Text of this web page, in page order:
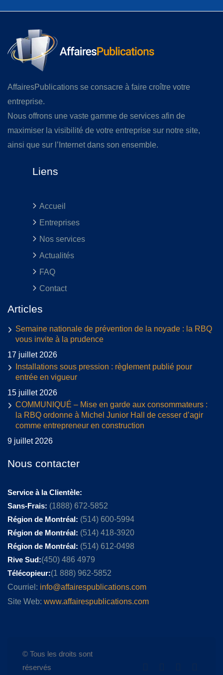
AffairesPublications se consacre à faire croître votre
entreprise.
Nous offrons une vaste gamme de services afin de
maximiser la visibilité de votre entreprise sur notre site,
ainsi que sur l’Internet dans son ensemble.
Liens
Accueil
Entreprises
Nos services
Actualités
FAQ
Contact
Articles
Semaine nationale de prévention de la noyade : la RBQ
vous invite à la prudence
17 juillet 2026
Installations sous pression : règlement publié pour
entrée en vigueur
15 juillet 2026
COMMUNIQUÉ – Mise en garde aux consommateurs :
la RBQ ordonne à Michel Junior Hall de cesser d’agir
comme entrepreneur en construction
9 juillet 2026
Nous contacter
Service à la Clientèle:
Sans-Frais: (1888) 672-5852
Région de Montréal: (514) 600-5994
Région de Montréal: (514) 418-3920
Région de Montréal: (514) 612-0498
Rive Sud:(450) 486 4979
Télécopieur:(1 888) 962-5852
Courriel: info@affairespublications.com
Site Web: www.affairespublications.com
© Tous les droits sont
réservés